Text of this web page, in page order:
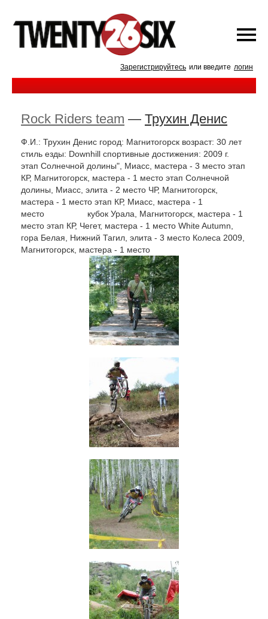
Зарегистрируйтесь или введите логин
Rock Riders team — Трухин Денис
Ф.И.: Трухин Денис город: Магнитогорск возраст: 30 лет
стиль езды: Downhill спортивные достижения: 2009 г.
этап Солнечной долины", Миасс, мастера - 3 место этап
КР, Магнитогорск, мастера - 1 место этап Солнечной
долины, Миасс, элита - 2 место ЧР, Магнитогорск,
мастера - 1 место этап КР, Миасс, мастера - 1
место кубок Урала, Магнитогорск, мастера - 1
место этап КР, Чегет, мастера - 1 место White Autumn,
гора Белая, Нижний Тагил, элита - 3 место Колеса 2009,
Магнитогорск, мастера - 1 место